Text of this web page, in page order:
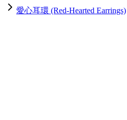
愛心耳環 (Red-Hearted Earrings)